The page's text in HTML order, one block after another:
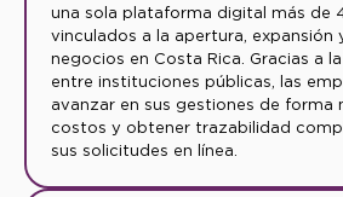
una sola plataforma digital más de
vinculados a la apertura, expansión
negocios en Costa Rica. Gracias a
entre instituciones públicas, las
avanzar en sus gestiones de forma
costos y obtener trazabilidad
sus solicitudes en línea.